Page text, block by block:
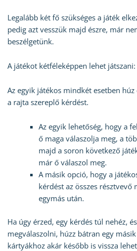
Legalább két fő szükséges a játék
pedig azt vesszük majd észre, már
beszélgetünk.
A játékot kétféleképpen lehet játszani:
Az egyik játékos mindkét esetben
a rajta szereplő kérdést.
Az egyik lehetőség, hogy a
ő maga válaszolja meg, a
majd a soron következő
már ő válaszol meg.
A másik opció, hogy a
kérdést az összes résztvevő
egymás után.
Ha úgy érzed, egy kérdés túl nehéz,
megválaszolni, húzz bátran egy
kártyákhoz akár később is vissza